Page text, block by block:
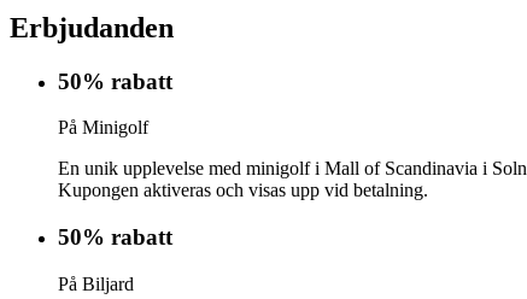
Erbjudanden
50% rabatt
På Minigolf
En unik upplevelse med minigolf i Mall of Scandinavia i
Kupongen aktiveras och visas upp vid betalning.
50% rabatt
På Biljard